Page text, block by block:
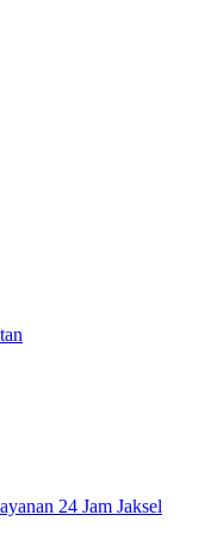
24 Jam Jaksel